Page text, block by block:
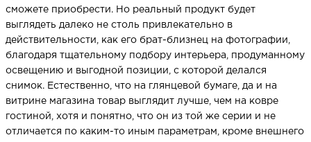
сможете приобрести. Но реальный продукт будет
выглядеть далеко не столь привлекательно в
действительности, как его брат-близнец на фотографии,
благодаря тщательному подбору интерьера, продуманному
освещению и выгодной позиции, с которой делался
снимок. Естественно, что на глянцевой бумаге, да и на
витрине магазина товар выглядит лучше, чем на ковре
гостиной, хотя и понятно, что он из той же серии и не
отличается по каким-то иным параметрам, кроме внешнего